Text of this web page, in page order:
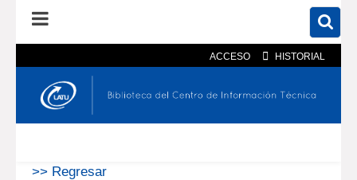
ACCESO HISTORIAL
En el catálogo En el sitio
>> Regresar